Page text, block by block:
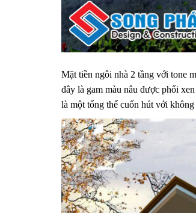
Mặt tiền ngôi nhà 2 tầng với tone
đây là gam màu nâu được phối
là một tổng thể cuốn hút với